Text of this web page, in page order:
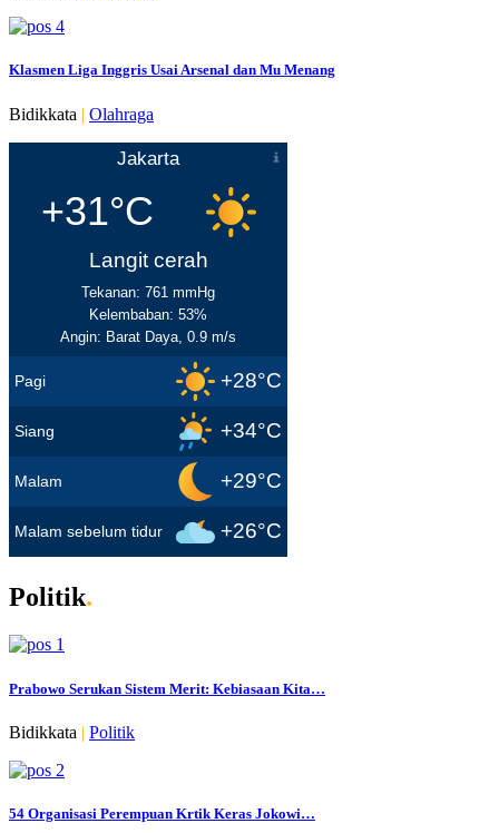
Klasmen Liga Inggris Usai Arsenal dan Mu Menang
Bidikkata | Olahraga
Jakarta
+31°C
Langit cerah
Tekanan: 761 mmHg
Kelembaban: 53%
Angin: Barat Daya, 0.9 m/s
Pagi +28°C
Siang +34°C
Malam +29°C
Malam sebelum tidur +26°C
Politik.
Prabowo Serukan Sistem Merit: Kebiasaan Kita…
Bidikkata | Politik
54 Organisasi Perempuan Krtik Keras Jokowi…